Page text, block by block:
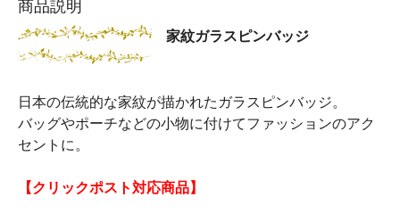
商品説明
家紋ガラスピンバッジ
日本の伝統的な家紋が描かれたガラスピンバッジ。
バッグやポーチなどの小物に付けてファッションのアク
セントに。
【クリックポスト対応商品】